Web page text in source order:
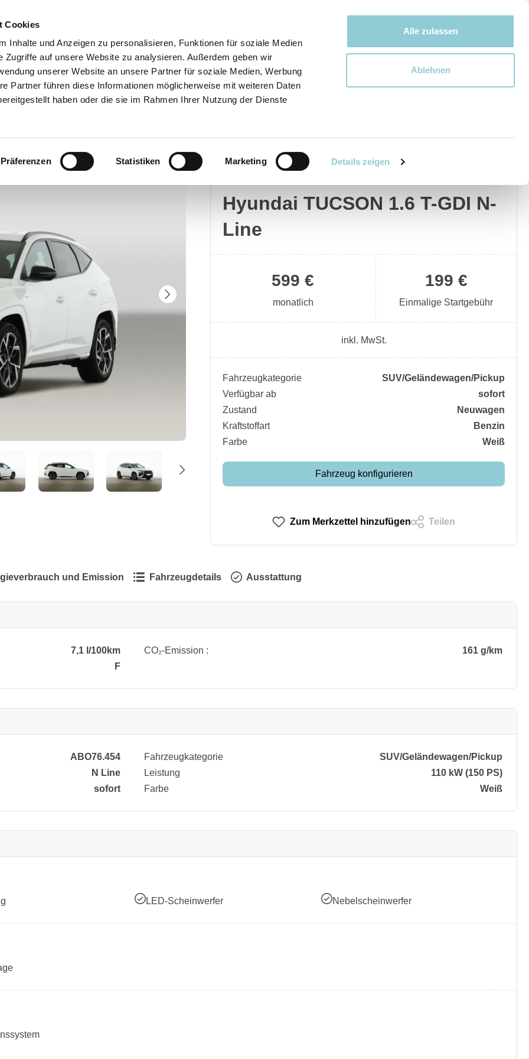
Cookies
Inhalte und Anzeigen zu personalisieren, Funktionen für soziale Medien
Zugriffe auf unsere Website zu analysieren. Außerdem geben wir
unserer Website an unsere Partner für soziale Medien, Werbung
Partner führen diese Informationen möglicherweise mit weiteren Daten
haben oder die sie im Rahmen Ihrer Nutzung der Dienste
Präferenzen Statistiken Marketing Details zeigen
Alle zulassen
Ablehnen
Bewegen bewegt uns!
Kontakt
Hyundai
Hyundai TUCSON 1.6 T-GDI N-
Line
199 €
Einmalige Startgebühr
599 €
monatlich
inkl. MwSt.
Fahrzeugkategorie
SUV/​Geländewagen/​Pickup
Verfügbar ab
sofort
Zustand
Neuwagen
Kraftstoffart
Benzin
Farbe
Weiß
Fahrzeug konfigurieren
Zum Merkzettel hinzufügen Teilen
und Emission Fahrzeugdetails Ausstattung
7,1 l/100km CO₂-Emission :
161 g/km
F
ABO76.454
N Line
sofort
Fahrzeugkategorie
SUV/​Geländewagen/​Pickup
Leistung
110 kW (150 PS)
Farbe
Weiß
LED-Scheinwerfer Nebelscheinwerfer